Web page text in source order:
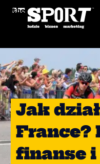
Jak
France?
finanse